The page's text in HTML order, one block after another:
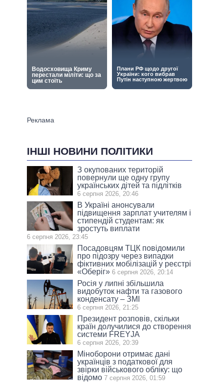
ІНШІ НОВИНИ ПОЛІТИКИ
З окупованих територій
повернули ще одну групу
українських дітей та підлітків
6 серпня 2026, 20:46
В Україні анонсували
підвищення зарплат учителям і
стипендій студентам: як
зростуть виплати
6 серпня 2026, 23:45
Посадовцям ТЦК повідомили
про підозру через випадки
фіктивних мобілізацій у реєстрі
«Оберіг» 6 серпня 2026, 20:14
Росія у липні збільшила
видобуток нафти та газового
конденсату – ЗМІ
6 серпня 2026, 21:25
Президент розповів, скільки
країн долучилися до створення
системи FREYJA
6 серпня 2026, 20:39
Міноборони отримає дані
українців з податкової для
звірки військового обліку: що
відомо 7 серпня 2026, 01:59